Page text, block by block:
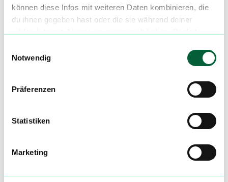
können diese Infos mit weiteren Daten kombinieren, die
du ihnen gegeben hast oder die sie während deiner
Notwendig
Präferenzen
Statistiken
Marketing